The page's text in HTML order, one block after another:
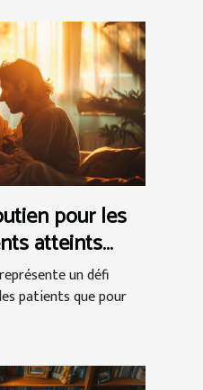
pour les
atteints
un défi
patients que pour